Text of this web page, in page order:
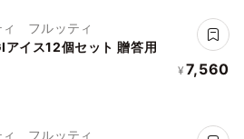
ィ フルッティ
アイス12個セット 贈答用
¥ 7,560
ィ フルッティ